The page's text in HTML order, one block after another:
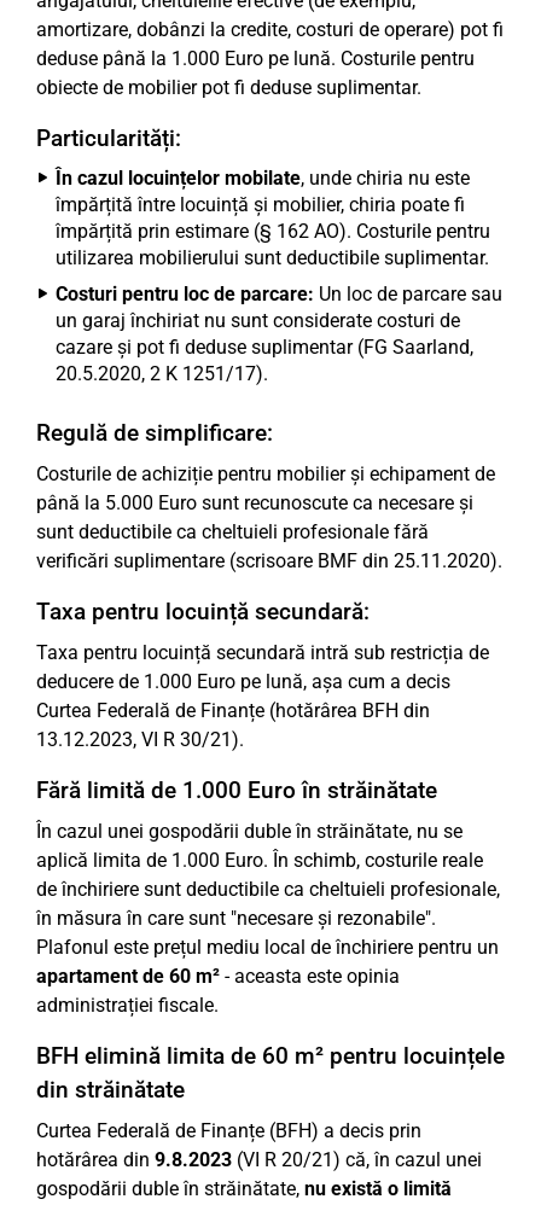
amortizare, dobânzi la credite, costuri de operare) pot fi
deduse până la 1.000 Euro pe lună. Costurile pentru
obiecte de mobilier pot fi deduse suplimentar.
Particularități:
În cazul locuințelor mobilate, unde chiria nu este
împărțită între locuință și mobilier, chiria poate fi
împărțită prin estimare (§ 162 AO). Costurile pentru
utilizarea mobilierului sunt deductibile suplimentar.
Costuri pentru loc de parcare: Un loc de parcare sau
un garaj închiriat nu sunt considerate costuri de
cazare și pot fi deduse suplimentar (FG Saarland,
20.5.2020, 2 K 1251/17).
Regulă de simplificare:
Costurile de achiziție pentru mobilier și echipament de
până la 5.000 Euro sunt recunoscute ca necesare și
sunt deductibile ca cheltuieli profesionale fără
verificări suplimentare (scrisoare BMF din 25.11.2020).
Taxa pentru locuință secundară:
Taxa pentru locuință secundară intră sub restricția de
deducere de 1.000 Euro pe lună, așa cum a decis
Curtea Federală de Finanțe (hotărârea BFH din
13.12.2023, VI R 30/21).
Fără limită de 1.000 Euro în străinătate
În cazul unei gospodării duble în străinătate, nu se
aplică limita de 1.000 Euro. În schimb, costurile reale
de închiriere sunt deductibile ca cheltuieli profesionale,
în măsura în care sunt "necesare și rezonabile".
Plafonul este prețul mediu local de închiriere pentru un
apartament de 60 m² - aceasta este opinia
administrației fiscale.
BFH elimină limita de 60 m² pentru locuințele
din străinătate
Curtea Federală de Finanțe (BFH) a decis prin
hotărârea din 9.8.2023 (VI R 20/21) că, în cazul unei
gospodării duble în străinătate, nu există o limită